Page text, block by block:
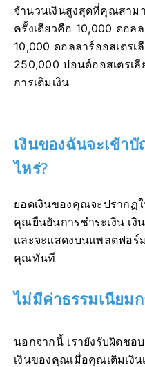
จำนวนเงินสูงสุดที่คุณสาม
ครั้งเดียวคือ 10,000 ดอล
10,000 ดอลลาร์ออสเตรเ
250,000 ปอนด์ออสเตรเ
การเติมเงิน
เงินของฉันจะเข้า
ไหร่?
ยอดเงินของคุณจะปราก
คุณยืนยันการชำระเงิน เ
และจะแสดงบนแพลตฟอร์
คุณทันที
ไม่มีค่าธรรมเนียม
นอกจากนี้ เรายังรับผิดชอ
เงินของคุณเมื่อคุณเติมเงิ